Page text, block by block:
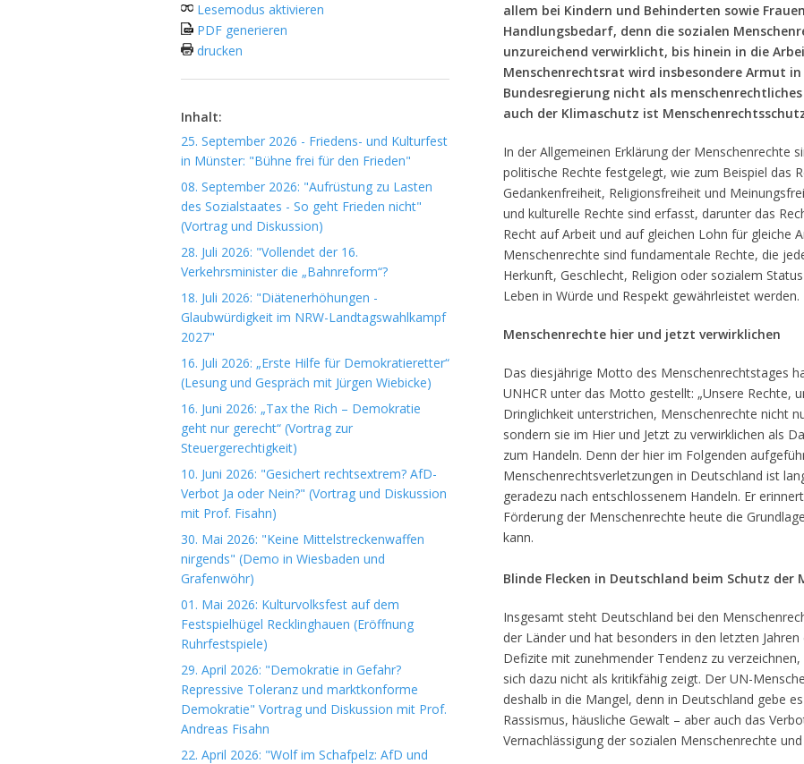
Lesemodus aktivieren
PDF generieren
drucken
Inhalt:
25. September 2026 - Friedens- und Kulturfest
in Münster: "Bühne frei für den Frieden"
08. September 2026: "Aufrüstung zu Lasten
des Sozialstaates - So geht Frieden nicht"
(Vortrag und Diskussion)
28. Juli 2026: "Vollendet der 16.
Verkehrsminister die „Bahnreform“?
18. Juli 2026: "Diätenerhöhungen -
Glaubwürdigkeit im NRW-Landtagswahlkampf
2027"
16. Juli 2026: „Erste Hilfe für Demokratieretter“
(Lesung und Gespräch mit Jürgen Wiebicke)
16. Juni 2026: „Tax the Rich – Demokratie
geht nur gerecht“ (Vortrag zur
Steuergerechtigkeit)
10. Juni 2026: "Gesichert rechtsextrem? AfD-
Verbot Ja oder Nein?" (Vortrag und Diskussion
mit Prof. Fisahn)
30. Mai 2026: "Keine Mittelstreckenwaffen
nirgends" (Demo in Wiesbaden und
Grafenwöhr)
01. Mai 2026: Kulturvolksfest auf dem
Festspielhügel Recklinghauen (Eröffnung
Ruhrfestspiele)
29. April 2026: "Demokratie in Gefahr?
Repressive Toleranz und marktkonforme
Demokratie" Vortrag und Diskussion mit Prof.
Andreas Fisahn
22. April 2026: "Wolf im Schafpelz: AfD und
allem bei Kindern und Behinderten sowie
Handlungsbedarf, denn die sozialen
unzureichend verwirklicht, bis hinein in die
Menschenrechtsrat wird insbesondere Armut
Bundesregierung nicht als
auch der Klimaschutz ist
In der Allgemeinen Erklärung der Menschenrechte
politische Rechte festgelegt, wie zum Beispiel das
Gedankenfreiheit, Religionsfreiheit und
und kulturelle Rechte sind erfasst, darunter das
Recht auf Arbeit und auf gleichen Lohn für gleiche
Menschenrechte sind fundamentale Rechte, die
Herkunft, Geschlecht, Religion oder sozialem
Leben in Würde und Respekt gewährleistet werden.
Menschenrechte hier und jetzt verwirklichen
Das diesjährige Motto des Menschenrechtstages
UNHCR unter das Motto gestellt: „Unsere Rechte,
Dringlichkeit unterstrichen, Menschenrechte nicht
sondern sie im Hier und Jetzt zu verwirklichen als
zum Handeln. Denn der hier im Folgenden
Menschenrechtsverletzungen in Deutschland ist
geradezu nach entschlossenem Handeln. Er
Förderung der Menschenrechte heute die
kann.
Blinde Flecken in Deutschland beim Schutz der
Insgesamt steht Deutschland bei den
der Länder und hat besonders in den letzten
Defizite mit zunehmender Tendenz zu
sich dazu nicht als kritikfähig zeigt. Der UN-
deshalb in die Mangel, denn in Deutschland gebe
Rassismus, häusliche Gewalt – aber auch das
Vernachlässigung der sozialen Menschenrechte